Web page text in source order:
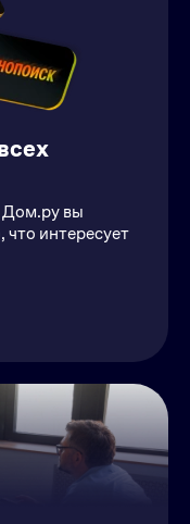
Дом.ру вы
что интересует